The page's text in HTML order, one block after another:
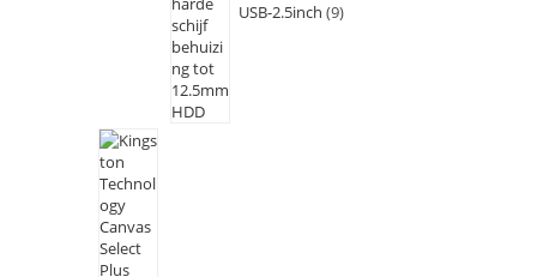
USB-2.5inch 9